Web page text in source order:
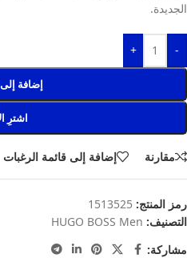
الجديدة.
-
+
إضافة
اشترِ
مقارنة إضافة إلى قائمة الرغبات
رمز المنتج: 1513525
التصنيف: HUGO BOSS Men
مشاركة: